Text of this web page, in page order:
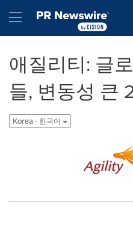
Hamburger menu
애질리티: 글
들, 변동성 큰
Korea - 한국어